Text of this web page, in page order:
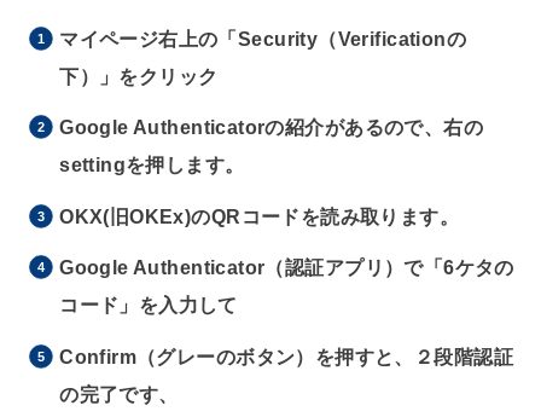
マイページ右上の「Security（Verificationの
下）」をクリック
Google Authenticatorの紹介があるので、右の
settingを押します。
OKX(旧OKEx)のQRコードを読み取ります。
Google Authenticator（認証アプリ）で「6ケタの
コード」を入力して
Confirm（グレーのボタン）を押すと、２段階認証
の完了です、